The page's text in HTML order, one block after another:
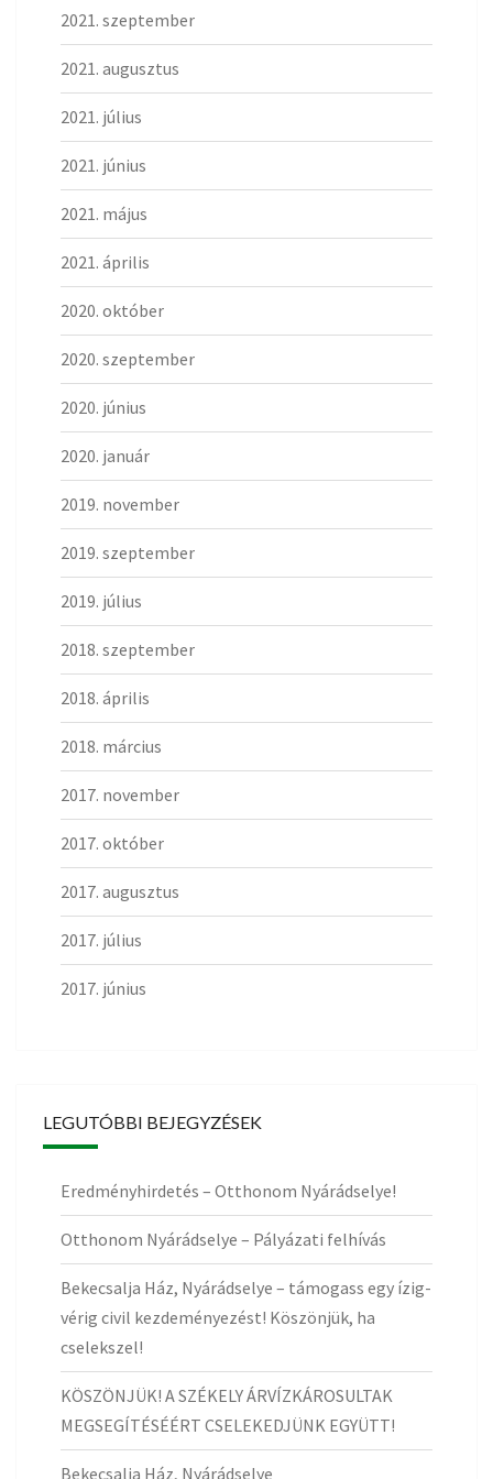
2021. szeptember
2021. augusztus
2021. július
2021. június
2021. május
2021. április
2020. október
2020. szeptember
2020. június
2020. január
2019. november
2019. szeptember
2019. július
2018. szeptember
2018. április
2018. március
2017. november
2017. október
2017. augusztus
2017. július
2017. június
LEGUTÓBBI BEJEGYZÉSEK
Eredményhirdetés – Otthonom Nyárádselye!
Otthonom Nyárádselye – Pályázati felhívás
Bekecsalja Ház, Nyárádselye – támogass egy ízig-
vérig civil kezdeményezést! Köszönjük, ha
cselekszel!
KÖSZÖNJÜK! A SZÉKELY ÁRVÍZKÁROSULTAK
MEGSEGÍTÉSÉÉRT CSELEKEDJÜNK EGYÜTT!
Bekecsalja Ház, Nyárádselye